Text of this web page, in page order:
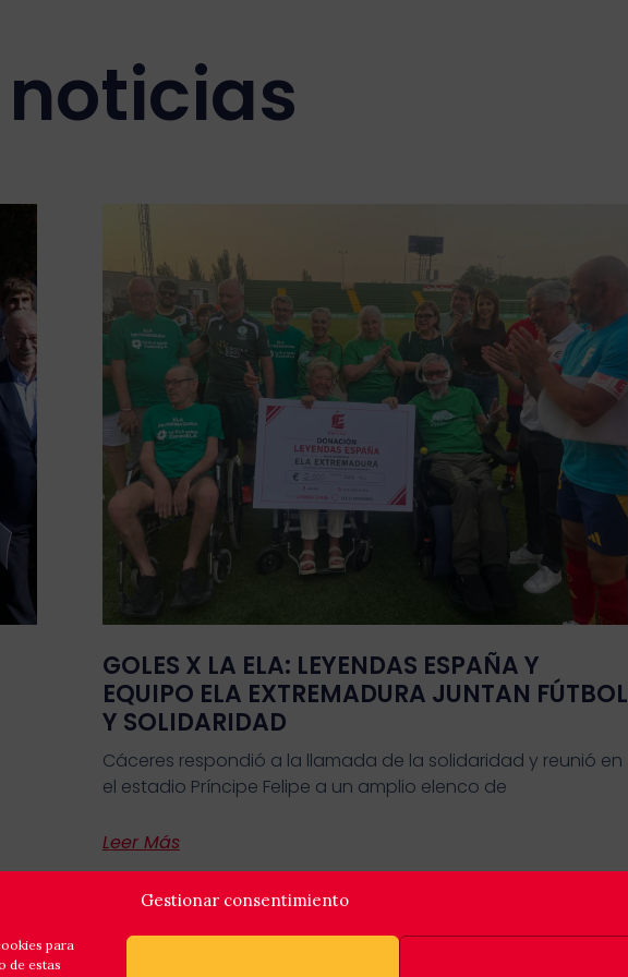
Gestionar consentimiento
para
de estas
GOLES X LA ELA: LEYENDAS ESPAÑA Y
EQUIPO ELA EXTREMADURA JUNTAN FÚTBOL
Y SOLIDARIDAD
Cáceres respondió a la llamada de la solidaridad y reunió en
el estadio Príncipe Felipe a un amplio elenco de
Leer Más